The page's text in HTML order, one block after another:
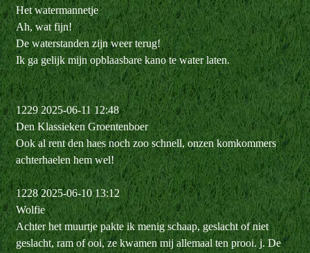
Het watermannetje
Ah, wat fijn!
De waterstanden zijn weer terug!
Ik ga gelijk mijn opblaasbare kano te water laten.
1229 2025-06-11 12:48
Den Klassieken Groentenboer
Ook al rent den haes noch zoo schnell, onzen komkommers
achterhaelen hem wel!
1228 2025-06-10 13:12
Wolfie
Achter het muurtje pakte ik menig schaap, geslacht of niet
geslacht, ram of ooi, ze kwamen mij allemaal ten prooi. j. De